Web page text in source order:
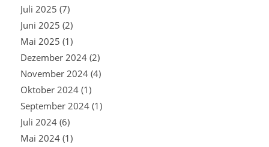
Juli 2025 (7)
Juni 2025 (2)
Mai 2025 (1)
Dezember 2024(2)
November 2024(4)
Oktober 2024(1)
September 2024(1)
Juli 2024(6)
Mai 2024(1)